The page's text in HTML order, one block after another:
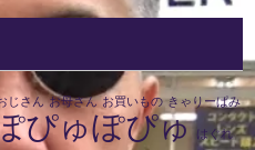
じさん お母さん お買いもの きゃりーぱみ
ぴゅぽぴゅ はぐれ